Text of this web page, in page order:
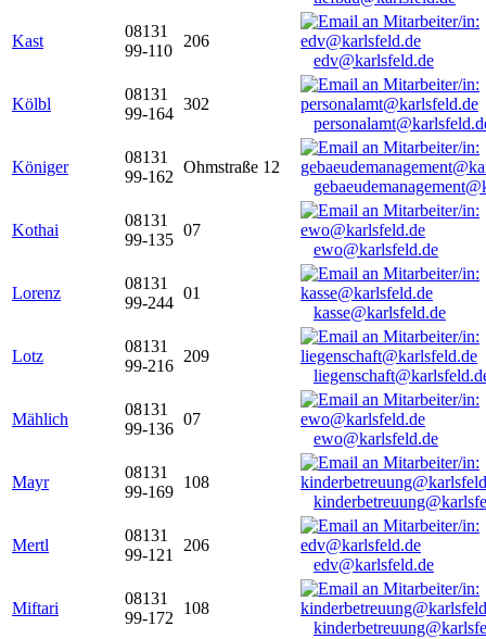
Kast
08131
99-110
206
edv@karlsfeld.de
Kölbl
08131
99-164
302
Königer
08131
99-162
Ohmstraße 12
Kothai
08131
99-135
07
ewo@karlsfeld.de
Lorenz
08131
99-244
01
kasse@karlsfeld.de
Lotz
08131
99-216
209
Mählich
08131
99-136
07
ewo@karlsfeld.de
Mayr
08131
99-169
108
Mertl
08131
99-121
206
edv@karlsfeld.de
Miftari
08131
99-172
108